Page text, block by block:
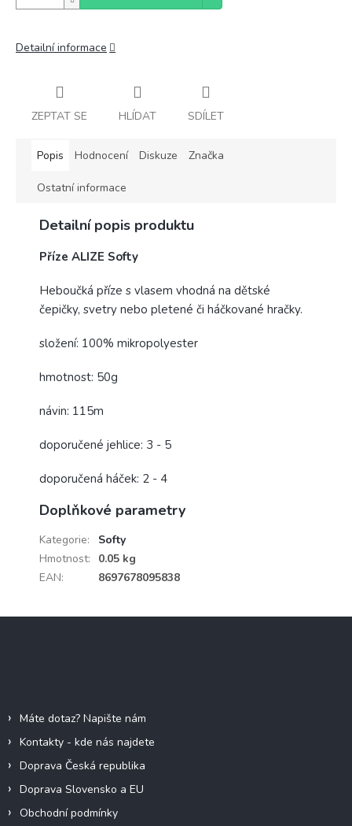
Detailní informace
ZEPTAT SE HLÍDAT SDÍLET
Popis Hodnocení Diskuze Značka
Ostatní informace
Detailní popis produktu
Příze ALIZE Softy
Heboučká příze s vlasem vhodná na dětské
čepičky, svetry nebo pletené či háčkované hračky.
složení: 100% mikropolyester
hmotnost: 50g
návin: 115m
doporučené jehlice: 3 - 5
doporučená háček: 2 - 4
Doplňkové parametry
Kategorie:
Softy
Hmotnost:
0.05 kg
EAN: 8697678095838
Máte dotaz? Napište nám
Kontakty - kde nás najdete
Doprava Česká republika
Doprava Slovensko a EU
Obchodní podmínky